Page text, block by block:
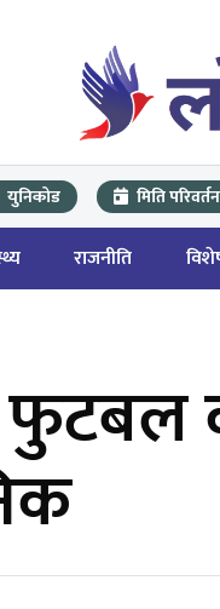
युनिकोड मिति परिवर्तन
राजनीति